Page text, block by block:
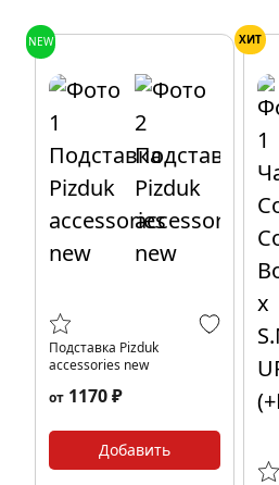
NEW
Подставка Pizduk
accessories new
от 1170 ₽
Добавить
ХИТ